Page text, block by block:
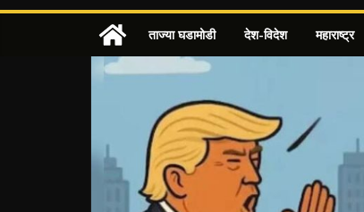
ताज्या घडामोडी देश-विदेश महाराष्ट्र